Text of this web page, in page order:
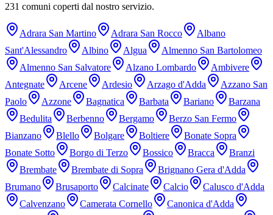
231 comuni coperti dal nostro servizio.
Adrara San Martino Adrara San Rocco
Albano
Sant'Alessandro
Albino Algua
Almenno San Bartolomeo
Almenno San Salvatore
Alzano Lombardo
Ambivere
Antegnate
Arcene Ardesio Arzago d'Adda
Azzano San
Paolo
Azzone Bagnatica Barbata Bariano
Barzana
Bedulita
Berbenno Bergamo
Berzo San Fermo
Bianzano
Blello Bolgare Boltiere
Bonate Sopra
Bonate Sotto
Borgo di Terzo Bossico Bracca
Branzi
Brembate
Brembate di Sopra
Brignano Gera d'Adda
Brumano
Brusaporto Calcinate Calcio
Calusco d'Adda
Calvenzano
Camerata Cornello
Canonica d'Adda